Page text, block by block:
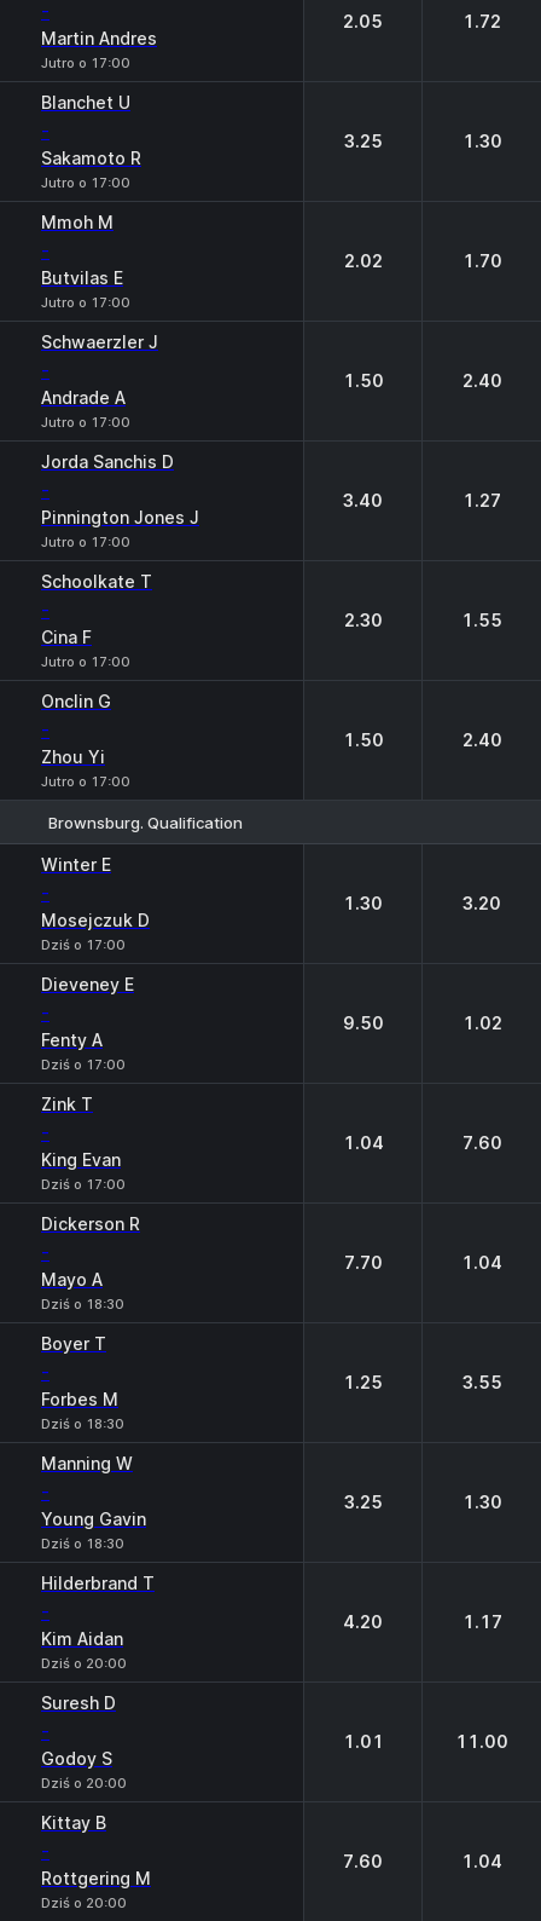
-
Martin Andres
Jutro o 17:00
2.05 1.72
Blanchet U
-
Sakamoto R
Jutro o 17:00
3.25 1.30
Mmoh M
-
Butvilas E
Jutro o 17:00
2.02 1.70
Schwaerzler J
-
Andrade A
Jutro o 17:00
1.50 2.40
Jorda Sanchis D
-
Pinnington Jones J
Jutro o 17:00
3.40 1.27
Schoolkate T
-
Cina F
Jutro o 17:00
2.30 1.55
Onclin G
-
Zhou Yi
Jutro o 17:00
1.50 2.40
Brownsburg. Qualification
Winter E
-
Mosejczuk D
Dziś o 17:00
1.30 3.20
Dieveney E
-
Fenty A
Dziś o 17:00
9.50 1.02
Zink T
-
King Evan
Dziś o 17:00
1.04 7.60
Dickerson R
-
Mayo A
Dziś o 18:30
7.70 1.04
Boyer T
-
Forbes M
Dziś o 18:30
1.25 3.55
Manning W
-
Young Gavin
Dziś o 18:30
3.25 1.30
Hilderbrand T
-
Kim Aidan
Dziś o 20:00
4.20 1.17
Suresh D
-
Godoy S
Dziś o 20:00
1.01 11.00
Kittay B
-
Rottgering M
Dziś o 20:00
7.60 1.04